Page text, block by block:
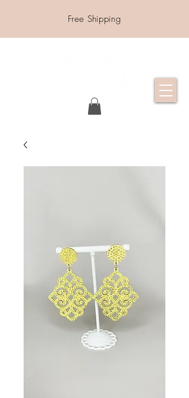
Free Shipping